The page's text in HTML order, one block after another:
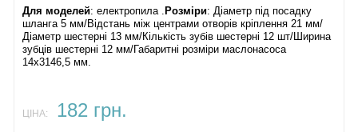
Для моделей: електропила . Розміри: Діаметр під посадку
шланга 5 мм/Відстань між центрами отворів кріплення 21 мм/
Діаметр шестерні 13 мм/Кількість зубів шестерні 12 шт/Ширина
зубців шестерні 12 мм/Габаритні розміри маслонасоса
14х3146,5 мм.
ЦІНА: 182 грн.